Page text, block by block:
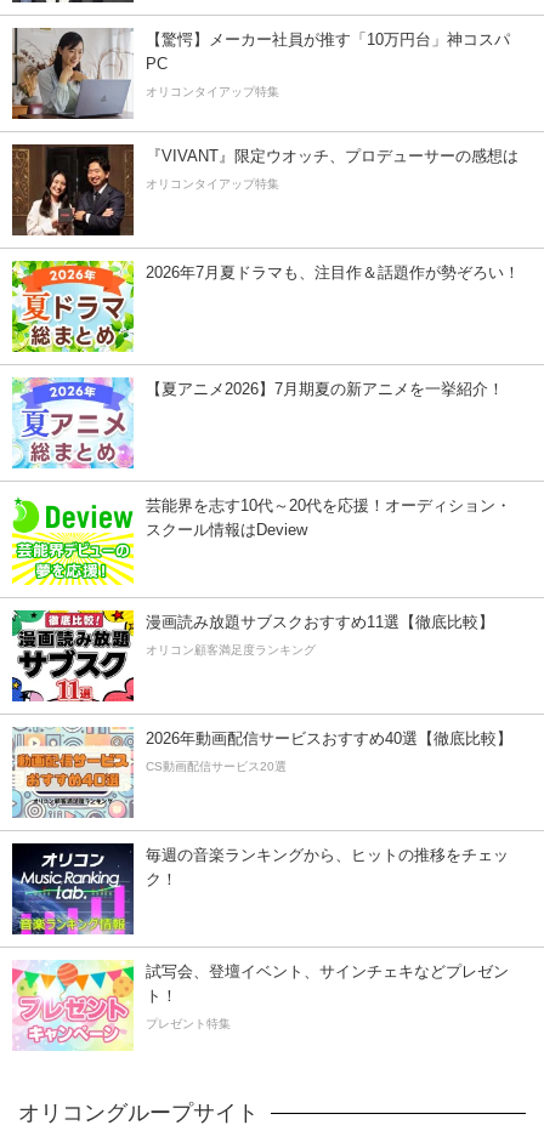
【驚愕】メーカー社員が推す「10万円台」神コスパ
PC
オリコンタイアップ特集
『VIVANT』限定ウオッチ、プロデューサーの感想は
オリコンタイアップ特集
2026年7月夏ドラマも、注目作＆話題作が勢ぞろい！
【夏アニメ2026】7月期夏の新アニメを一挙紹介！
芸能界を志す10代～20代を応援！オーディション・
スクール情報はDeview
漫画読み放題サブスクおすすめ11選【徹底比較】
オリコン顧客満足度ランキング
2026年動画配信サービスおすすめ40選【徹底比較】
CS動画配信サービス20選
毎週の音楽ランキングから、ヒットの推移をチェッ
ク！
試写会、登壇イベント、サインチェキなどプレゼン
ト！
プレゼント特集
オリコングループサイト